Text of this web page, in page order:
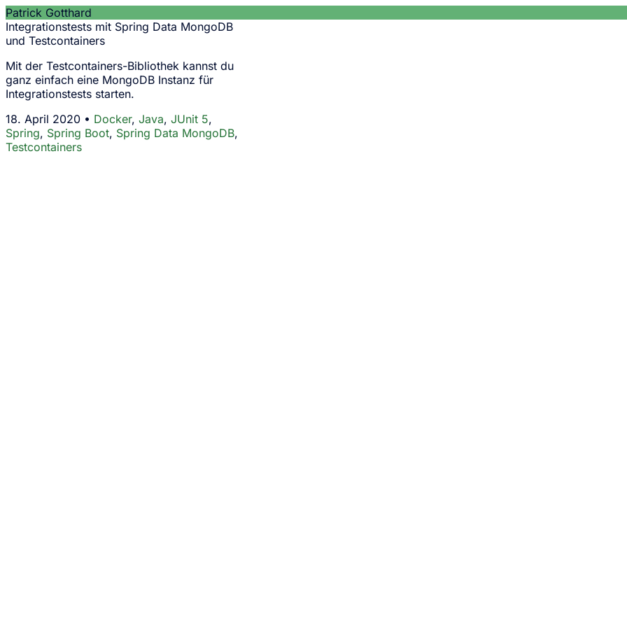
Patrick Gotthard
Integrationstests mit Spring Data MongoDB
und Testcontainers
Mit der Testcontainers-Bibliothek kannst du
ganz einfach eine MongoDB Instanz für
Integrationstests starten.
18. April 2020 • Docker, Java, JUnit 5,
Spring, Spring Boot, Spring Data MongoDB,
Testcontainers